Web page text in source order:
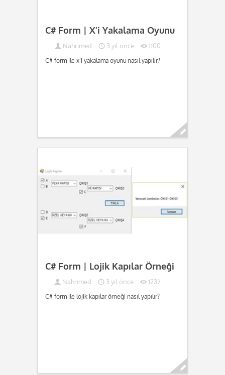
C# Form | X’i Yakalama Oyunu
Nahrimed 3 yıl önce 1100
C# form ile x’i yakalama oyunu nasıl yapılır?
C# Form | Lojik Kapılar Örneği
Nahrimed 3 yıl önce 1237
C# form ile lojik kapılar örneği nasıl yapılır?